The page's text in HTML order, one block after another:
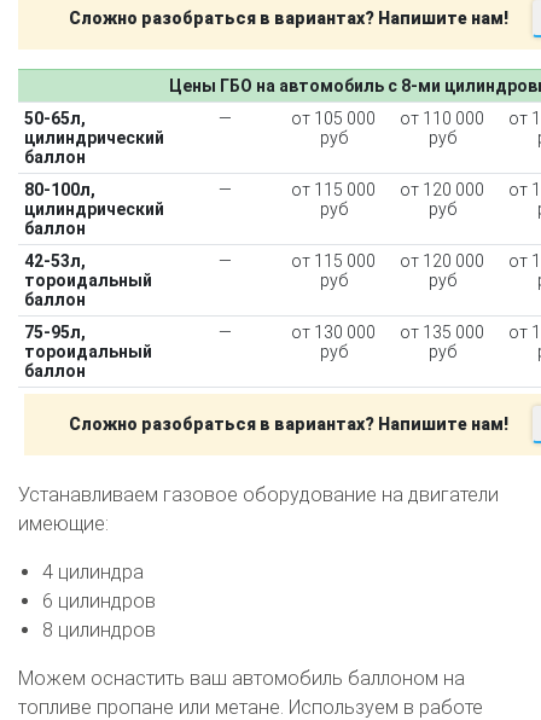
Сложно разобраться в вариантах? Напишите нам!
Цены ГБО на автомобиль с 8-ми
50-65л,
цилиндрический
баллон
—
от 105 000
руб
от 110 000
руб
от
80-100л,
цилиндрический
баллон
—
от 115 000
руб
от 120 000
руб
от
42-53л,
тороидальный
баллон
—
от 115 000
руб
от 120 000
руб
от
75-95л,
тороидальный
баллон
—
от 130 000
руб
от 135 000
руб
от
Сложно разобраться в вариантах? Напишите нам!
Устанавливаем газовое оборудование на двигатели
имеющие:
4 цилиндра
6 цилиндров
8 цилиндров
Можем оснастить ваш автомобиль баллоном на
топливе пропане или метане. Используем в работе